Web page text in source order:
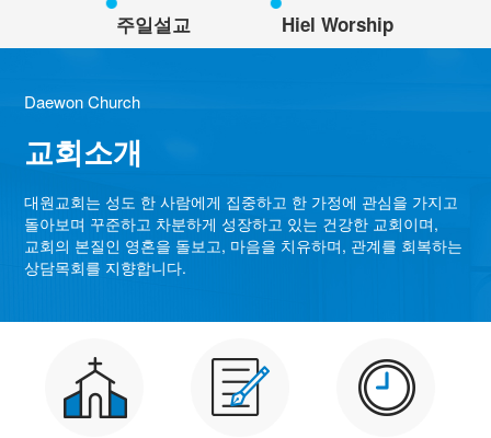
금광동-은행동
수정구
목현동
태전동
곤지암,광주
분당,도촌동
동판교,야탑
오시는 길
말씀과 찬양
주일설교
주일설교 Hiel Worship
Daewon Church
교회소개
대원교회는 성도 한 사람에게 집중하고 한 가정에 관심을 가지고
돌아보며 꾸준하고 차분하게 성장하고 있는 건강한 교회이며,
교회의 본질인 영혼을 돌보고, 마음을 치유하며, 관계를 회복하는
상담목회를 지향합니다.